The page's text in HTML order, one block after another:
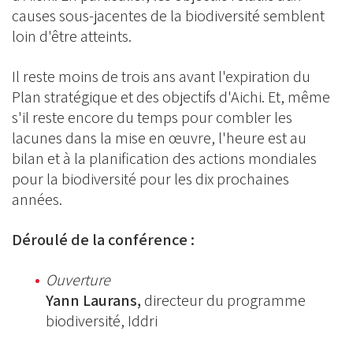
causes sous-jacentes de la biodiversité semblent
loin d'être atteints.
Il reste moins de trois ans avant l'expiration du
Plan stratégique et des objectifs d'Aichi. Et, même
s'il reste encore du temps pour combler les
lacunes dans la mise en œuvre, l'heure est au
bilan et à la planification des actions mondiales
pour la biodiversité pour les dix prochaines
années.
Déroulé de la conférence :
Ouverture
Yann Laurans, directeur du programme
biodiversité, Iddri